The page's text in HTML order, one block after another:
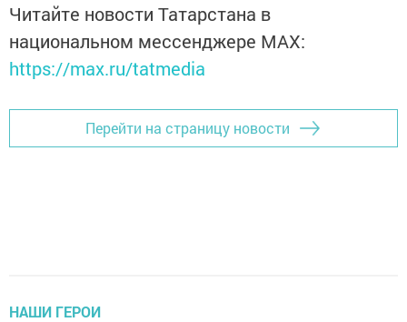
Читайте новости Татарстана в
национальном мессенджере MАХ:
https://max.ru/tatmedia
Перейти на страницу новости
НАШИ ГЕРОИ